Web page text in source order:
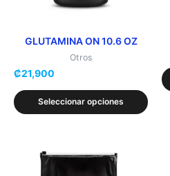
GLUTAMINA ON 10.6 OZ
Otros
₡21,900
Seleccionar opciones
se
elegir
en
página
de
producto